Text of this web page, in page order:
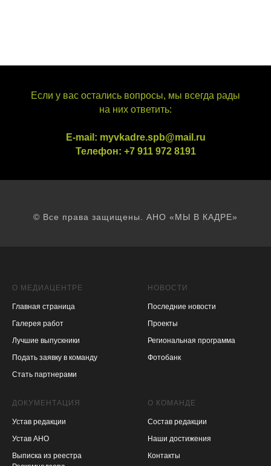
Если у вас остались вопросы, мы всегда рады
на них ответить:
E-mail: myvkadre.spb@mail.ru
Телефон: +7 911 972 8191
© Все права защищены. АНО «МЫ В КАДРЕ»
О МЕДИАЦЕНТРЕ
Главная страница
Галерея работ
Лучшие выпускники
Подать заявку в команду
Стать партнерами
НОВОСТИ
Последние новости
Проекты
Региональная программа
Фотобанк
ДОКУМЕНТАЦИЯ
Устав редакции
Устав АНО
Выписка из реестра
О КОМАНДЕ
Состав редакции
Наши достижения
Контакты